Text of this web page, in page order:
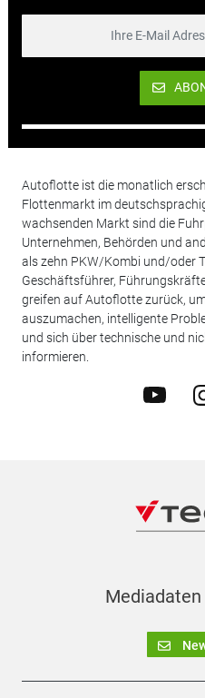
Autoflotte ist die monatlich
Flottenmarkt im
wachsenden Markt sind die
Unternehmen, Behörden und
als zehn PKW/Kombi und/oder
Geschäftsführer,
greifen auf Autoflotte zurück,
auszumachen, intelligente
und sich über technische und
informieren.
Mediadaten